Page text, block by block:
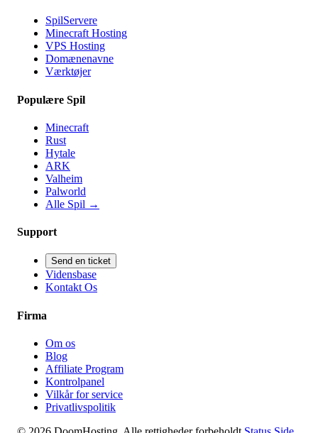
SpilServere
Minecraft Hosting
VPS Hosting
Domænenavne
Værktøjer
Populære Spil
Minecraft
Rust
Hytale
ARK
Valheim
Palworld
Alle Spil →
Support
Send en ticket
Vidensbase
Kontakt Os
Firma
Om os
Blog
Affiliate Program
Kontrolpanel
Vilkår for service
Privatlivspolitik